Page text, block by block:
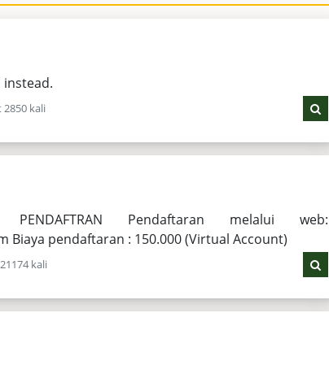
instead.
2850 kali
Pendaftaran melalui web:
Biaya pendaftaran : 150.000 (Virtual Account)
kali